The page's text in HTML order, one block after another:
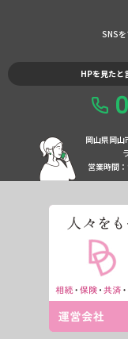
SNS
HPを見たと
岡山県岡
営業時間